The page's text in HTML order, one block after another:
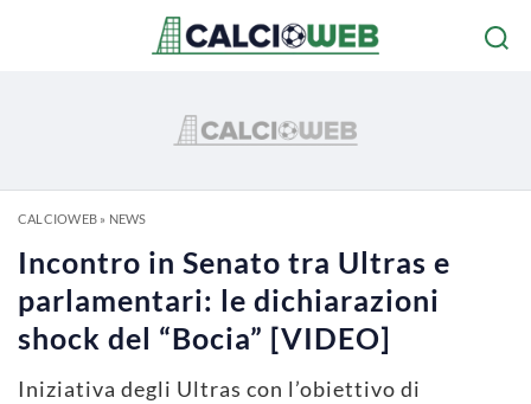
CALCIOWEB» NEWS
Incontro in Senato tra Ultras e
parlamentari: le dichiarazioni
shock del “Bocia” [VIDEO]
Iniziativa degli Ultras con l’obiettivo di